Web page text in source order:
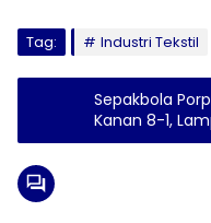
Tag: Industri Tekstil
Sepakbola
Kanan 8-1,